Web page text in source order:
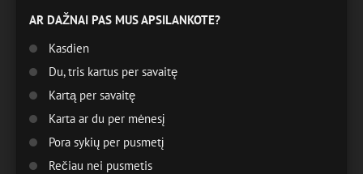
AR DAŽNAI PAS MUS APSILANKOTE?
Kasdien
Du, tris kartus per savaitę
Kartą per savaitę
Karta ar du per mėnesį
Pora sykių per pusmetį
Rečiau nei pusmetis